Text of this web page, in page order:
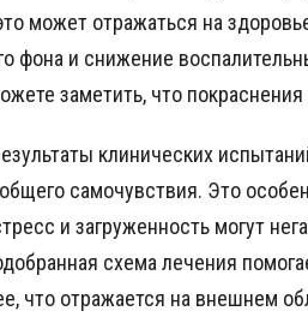
может отражаться на
фона и снижение
заметить, что
клинических
самочувствия. Это
и загруженность могут
схема лечения
что отражается на внешнем